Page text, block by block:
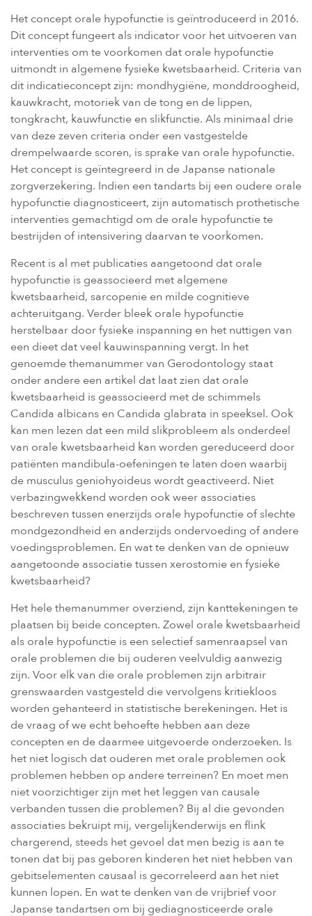
Het concept orale hypofunctie is geïntroduceerd in 2016.
Dit concept fungeert als indicator voor het uitvoeren van
interventies om te voorkomen dat orale hypofunctie
uitmondt in algemene fysieke kwetsbaarheid. Criteria van
dit indicatieconcept zijn: mondhygiëne, monddroogheid,
kauwkracht, motoriek van de tong en de lippen,
tongkracht, kauwfunctie en slikfunctie. Als minimaal drie
van deze zeven criteria onder een vastgestelde
drempelwaarde scoren, is sprake van orale hypofunctie.
Het concept is geïntegreerd in de Japanse nationale
zorgverzekering. Indien een tandarts bij een oudere orale
hypofunctie diagnosticeert, zijn automatisch prothetische
interventies gemachtigd om de orale hypofunctie te
bestrijden of intensivering daarvan te voorkomen.
Recent is al met publicaties aangetoond dat orale
hypofunctie is geassocieerd met algemene
kwetsbaarheid, sarcopenie en milde cognitieve
achteruitgang. Verder bleek orale hypofunctie
herstelbaar door fysieke inspanning en het nuttigen van
een dieet dat veel kauwinspanning vergt. In het
genoemde themanummer van Gerodontology staat
onder andere een artikel dat laat zien dat orale
kwetsbaarheid is geassocieerd met de schimmels
Candida albicans en Candida glabrata in speeksel. Ook
kan men lezen dat een mild slikprobleem als onderdeel
van orale kwetsbaarheid kan worden gereduceerd door
patiënten mandibula-oefeningen te laten doen waarbij
de musculus geniohyoideus wordt geactiveerd. Niet
verbazingwekkend worden ook weer associaties
beschreven tussen enerzijds orale hypofunctie of slechte
mondgezondheid en anderzijds ondervoeding of andere
voedingsproblemen. En wat te denken van de opnieuw
aangetoonde associatie tussen xerostomie en fysieke
kwetsbaarheid?
Het hele themanummer overziend, zijn kanttekeningen te
plaatsen bij beide concepten. Zowel orale kwetsbaarheid
als orale hypofunctie is een selectief samenraapsel van
orale problemen die bij ouderen veelvuldig aanwezig
zijn. Voor elk van die orale problemen zijn arbitrair
grenswaarden vastgesteld die vervolgens kritiekloos
worden gehanteerd in statistische berekeningen. Het is
de vraag of we echt behoefte hebben aan deze
concepten en de daarmee uitgevoerde onderzoeken. Is
het niet logisch dat ouderen met orale problemen ook
problemen hebben op andere terreinen? En moet men
niet voorzichtiger zijn met het leggen van causale
verbanden tussen die problemen? Bij al die gevonden
associaties bekruipt mij, vergelijkenderwijs en flink
chargerend, steeds het gevoel dat men bezig is aan te
tonen dat bij pas geboren kinderen het niet hebben van
gebitselementen causaal is gecorreleerd aan het niet
kunnen lopen. En wat te denken van de vrijbrief voor
Japanse tandartsen om bij gediagnosticeerde orale